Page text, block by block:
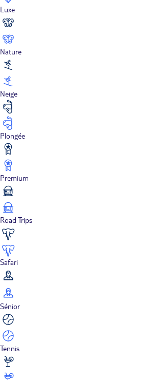
Luxe
Nature
Neige
Plongée
Premium
Road Trips
Safari
Sénior
Tennis